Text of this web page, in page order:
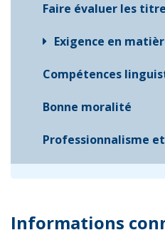
Faire évaluer les
Exigence en
Compétences
Bonne moralité
Professionnalisme
Informations